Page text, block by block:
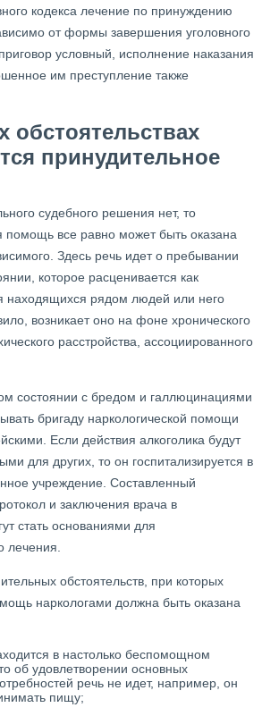
кодекса лечение по принуждению
от формы завершения уголовного
условный, исполнение наказания
им преступление также
обстоятельствах
принудительное
судебного решения нет, то
помощь все равно может быть оказана
Здесь речь идет о пребывании
которое расценивается как
находящихся рядом людей или него
возникает оно на фоне хронического
расстройства, ассоциированного
состоянии с бредом и галлюцинациями
бригаду наркологической помощи
Если действия алкоголика будут
для других, то он госпитализируется в
учреждение. Составленный
и заключения врача в
стать основаниями для
лечения.
обстоятельств, при которых
наркологами должна быть оказана
в настолько беспомощном
об удовлетворении основных
речь не идет, например, он
пищу;